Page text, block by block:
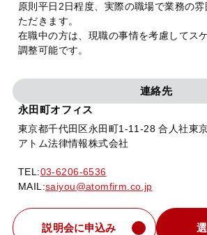
原則平日2日程度、実際の職場で業務の
ただきます。
在職中の方は、現職の事情を考慮してス
調整可能です。
連絡先
永田町オフィス
東京都千代田区永田町1-11-28 合人社東
アトム法律情報株式会社
TEL:03-6206-6536
MAIL:saiyou@atomfirm.co.jp
説明会に申込み